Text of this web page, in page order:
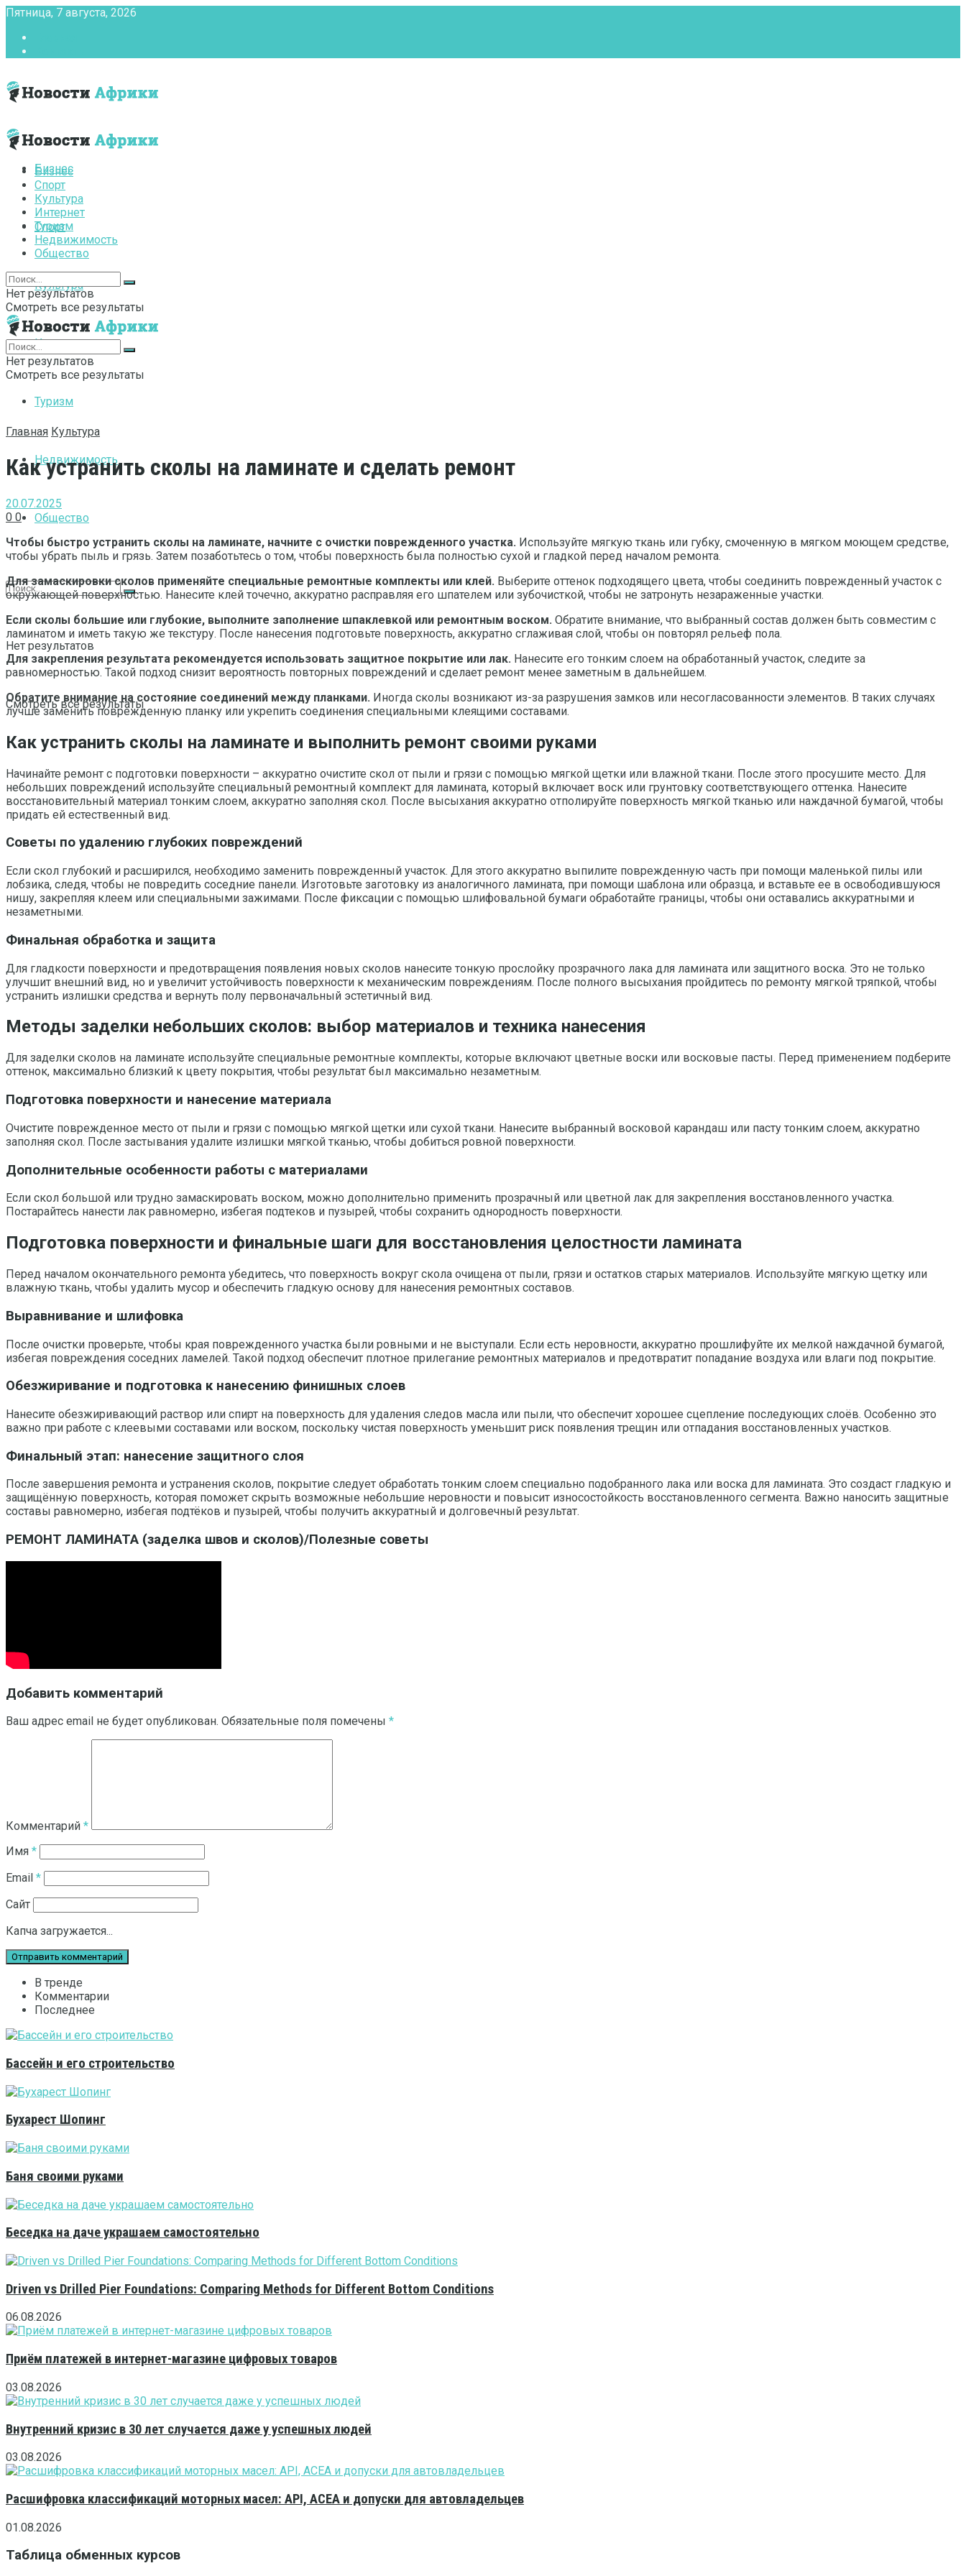
Пятница, 7 августа, 2026
Бизнес
Спорт
Культура
Интернет
Туризм
Недвижимость
Общество
Нет результатов
Смотреть все результаты
Бизнес
Спорт
Культура
Интернет
Туризм
Недвижимость
Общество
Нет результатов
Смотреть все результаты
Нет результатов
Смотреть все результаты
Главная Культура
Как устранить сколы на ламинате и сделать ремонт
20.07.2025
0 0
Чтобы быстро устранить сколы на ламинате, начните с очистки поврежденного участка. Используйте мягкую ткань или губку, смоченную в мягком моющем средстве,
чтобы убрать пыль и грязь. Затем позаботьтесь о том, чтобы поверхность была полностью сухой и гладкой перед началом ремонта.
Для замаскировки сколов применяйте специальные ремонтные комплекты или клей. Выберите оттенок подходящего цвета, чтобы соединить поврежденный участок с
окружающей поверхностью. Нанесите клей точечно, аккуратно расправляя его шпателем или зубочисткой, чтобы не затронуть незараженные участки.
Если сколы большие или глубокие, выполните заполнение шпаклевкой или ремонтным воском. Обратите внимание, что выбранный состав должен быть совместим с
ламинатом и иметь такую же текстуру. После нанесения подготовьте поверхность, аккуратно сглаживая слой, чтобы он повторял рельеф пола.
Для закрепления результата рекомендуется использовать защитное покрытие или лак. Нанесите его тонким слоем на обработанный участок, следите за
равномерностью. Такой подход снизит вероятность повторных повреждений и сделает ремонт менее заметным в дальнейшем.
Обратите внимание на состояние соединений между планками. Иногда сколы возникают из-за разрушения замков или несогласованности элементов. В таких случаях
лучше заменить поврежденную планку или укрепить соединения специальными клеящими составами.
Как устранить сколы на ламинате и выполнить ремонт своими руками
Начинайте ремонт с подготовки поверхности – аккуратно очистите скол от пыли и грязи с помощью мягкой щетки или влажной ткани. После этого просушите место. Для
небольших повреждений используйте специальный ремонтный комплект для ламината, который включает воск или грунтовку соответствующего оттенка. Нанесите
восстановительный материал тонким слоем, аккуратно заполняя скол. После высыхания аккуратно отполируйте поверхность мягкой тканью или наждачной бумагой, чтобы
придать ей естественный вид.
Советы по удалению глубоких повреждений
Если скол глубокий и расширился, необходимо заменить поврежденный участок. Для этого аккуратно выпилите поврежденную часть при помощи маленькой пилы или
лобзика, следя, чтобы не повредить соседние панели. Изготовьте заготовку из аналогичного ламината, при помощи шаблона или образца, и вставьте ее в освободившуюся
нишу, закрепляя клеем или специальными зажимами. После фиксации с помощью шлифовальной бумаги обработайте границы, чтобы они оставались аккуратными и
незаметными.
Финальная обработка и защита
Для гладкости поверхности и предотвращения появления новых сколов нанесите тонкую прослойку прозрачного лака для ламината или защитного воска. Это не только
улучшит внешний вид, но и увеличит устойчивость поверхности к механическим повреждениям. После полного высыхания пройдитесь по ремонту мягкой тряпкой, чтобы
устранить излишки средства и вернуть полу первоначальный эстетичный вид.
Методы заделки небольших сколов: выбор материалов и техника нанесения
Для заделки сколов на ламинате используйте специальные ремонтные комплекты, которые включают цветные воски или восковые пасты. Перед применением подберите
оттенок, максимально близкий к цвету покрытия, чтобы результат был максимально незаметным.
Подготовка поверхности и нанесение материала
Очистите поврежденное место от пыли и грязи с помощью мягкой щетки или сухой ткани. Нанесите выбранный восковой карандаш или пасту тонким слоем, аккуратно
заполняя скол. После застывания удалите излишки мягкой тканью, чтобы добиться ровной поверхности.
Дополнительные особенности работы с материалами
Если скол большой или трудно замаскировать воском, можно дополнительно применить прозрачный или цветной лак для закрепления восстановленного участка.
Постарайтесь нанести лак равномерно, избегая подтеков и пузырей, чтобы сохранить однородность поверхности.
Подготовка поверхности и финальные шаги для восстановления целостности ламината
Перед началом окончательного ремонта убедитесь, что поверхность вокруг скола очищена от пыли, грязи и остатков старых материалов. Используйте мягкую щетку или
влажную ткань, чтобы удалить мусор и обеспечить гладкую основу для нанесения ремонтных составов.
Выравнивание и шлифовка
После очистки проверьте, чтобы края поврежденного участка были ровными и не выступали. Если есть неровности, аккуратно прошлифуйте их мелкой наждачной бумагой,
избегая повреждения соседних ламелей. Такой подход обеспечит плотное прилегание ремонтных материалов и предотвратит попадание воздуха или влаги под покрытие.
Обезжиривание и подготовка к нанесению финишных слоев
Нанесите обезжиривающий раствор или спирт на поверхность для удаления следов масла или пыли, что обеспечит хорошее сцепление последующих слоёв. Особенно это
важно при работе с клеевыми составами или воском, поскольку чистая поверхность уменьшит риск появления трещин или отпадания восстановленных участков.
Финальный этап: нанесение защитного слоя
После завершения ремонта и устранения сколов, покрытие следует обработать тонким слоем специально подобранного лака или воска для ламината. Это создаст гладкую и
защищённую поверхность, которая поможет скрыть возможные небольшие неровности и повысит износостойкость восстановленного сегмента. Важно наносить защитные
составы равномерно, избегая подтёков и пузырей, чтобы получить аккуратный и долговечный результат.
РЕМОНТ ЛАМИНАТА (заделка швов и сколов)/Полезные советы
Добавить комментарий
Ваш адрес email не будет опубликован. Обязательные поля помечены *
Комментарий *
Имя *
Email *
Сайт
Капча загружается...
В тренде
Комментарии
Последнее
Бассейн и его строительство
Бухарест Шопинг
Баня своими руками
Беседка на даче украшаем самостоятельно
Driven vs Drilled Pier Foundations: Comparing Methods for Different Bottom Conditions
06.08.2026
Приём платежей в интернет-магазине цифровых товаров
03.08.2026
Внутренний кризис в 30 лет случается даже у успешных людей
03.08.2026
Расшифровка классификаций моторных масел: API, ACEA и допуски для автовладельцев
01.08.2026
Таблица обменных курсов